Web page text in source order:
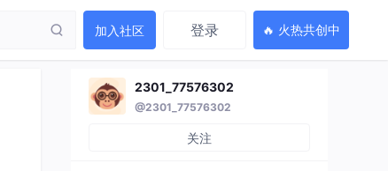
加入社区 登录 🔥 火热共创中
2301_77576302
@2301_77576302
关注